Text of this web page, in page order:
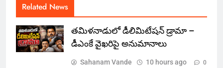
Related News
తమిళనాడులో డీలిమిటేషన్ డ్రామా –
డీఎంకే వైఖరిపై అనుమానాలు
Sahanam Vande 10 hours ago 0